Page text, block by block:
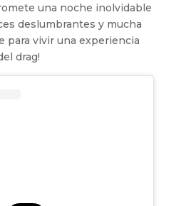
una noche inolvidable
deslumbrantes y mucha
para vivir una experiencia
drag!